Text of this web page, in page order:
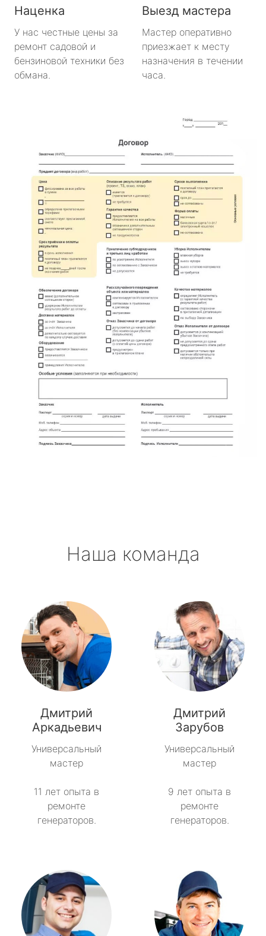
Наценка
У нас честные цены за
ремонт садовой и
бензиновой техники без
обмана.
Выезд мастера
Мастер оперативно
приезжает к месту
назначения в течении
часа.
Наша команда
Дмитрий
Аркадьевич
Универсальный
мастер
11 лет опыта в
ремонте
генераторов.
Дмитрий
Зарубов
Универсальный
мастер
9 лет опыта в
ремонте
генераторов.